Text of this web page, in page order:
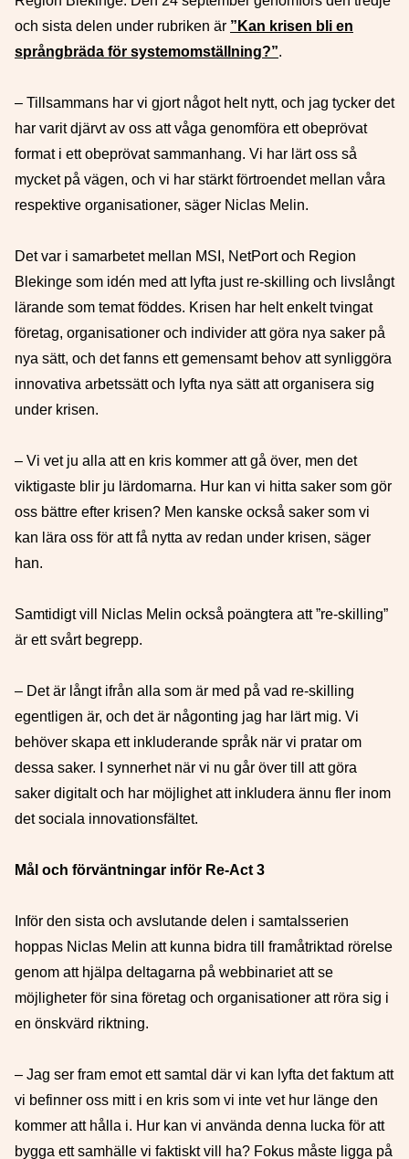
och sista delen under rubriken är ”Kan krisen bli en
språngbräda för systemomställning?”.
– Tillsammans har vi gjort något helt nytt, och jag tycker det
har varit djärvt av oss att våga genomföra ett obeprövat
format i ett obeprövat sammanhang. Vi har lärt oss så
mycket på vägen, och vi har stärkt förtroendet mellan våra
respektive organisationer, säger Niclas Melin.
Det var i samarbetet mellan MSI, NetPort och Region
Blekinge som idén med att lyfta just re-skilling och livslångt
lärande som temat föddes. Krisen har helt enkelt tvingat
företag, organisationer och individer att göra nya saker på
nya sätt, och det fanns ett gemensamt behov att synliggöra
innovativa arbetssätt och lyfta nya sätt att organisera sig
under krisen.
– Vi vet ju alla att en kris kommer att gå över, men det
viktigaste blir ju lärdomarna. Hur kan vi hitta saker som gör
oss bättre efter krisen? Men kanske också saker som vi
kan lära oss för att få nytta av redan under krisen, säger
han.
Samtidigt vill Niclas Melin också poängtera att ”re-skilling”
är ett svårt begrepp.
– Det är långt ifrån alla som är med på vad re-skilling
egentligen är, och det är någonting jag har lärt mig. Vi
behöver skapa ett inkluderande språk när vi pratar om
dessa saker. I synnerhet när vi nu går över till att göra
saker digitalt och har möjlighet att inkludera ännu fler inom
det sociala innovationsfältet.
Mål och förväntningar inför Re-Act 3
Inför den sista och avslutande delen i samtalsserien
hoppas Niclas Melin att kunna bidra till framåtriktad rörelse
genom att hjälpa deltagarna på webbinariet att se
möjligheter för sina företag och organisationer att röra sig i
en önskvärd riktning.
– Jag ser fram emot ett samtal där vi kan lyfta det faktum att
vi befinner oss mitt i en kris som vi inte vet hur länge den
kommer att hålla i. Hur kan vi använda denna lucka för att
bygga ett samhälle vi faktiskt vill ha? Fokus måste ligga på